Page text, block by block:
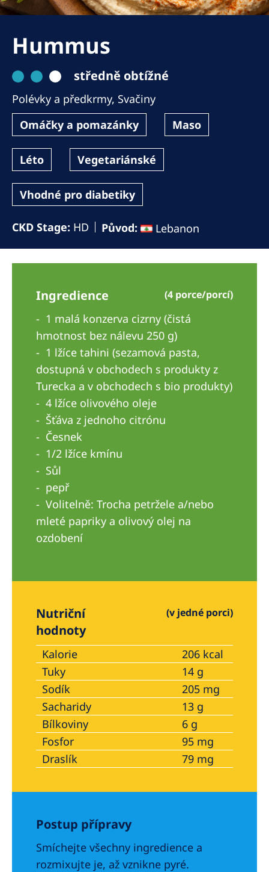
Romania
Serbia
Slovakia
Slovenia
Spain
Sweden
Switzerland
United Kingdom
Asia Pacific
Asia Pacific
Philippines
North America
United States of America
NephroCare International
Global Website
Hummus
středně obtížné
Polévky a předkrmy, Svačiny
Omáčky a pomazánky
Maso
Léto Vegetariánské
Vhodné pro diabetiky
CKD Stage: HD Původ: Lebanon
Ingredience (4 porce/porcí)
1 malá konzerva cizrny (čistá
hmotnost bez nálevu 250 g)
1 lžíce tahini (sezamová pasta,
dostupná v obchodech s produkty z
Turecka a v obchodech s bio produkty)
4 lžíce olivového oleje
Šťáva z jednoho citrónu
Česnek
1/2 lžíce kmínu
Sůl
pepř
Volitelně: Trocha petržele a/nebo
mleté papriky a olivový olej na
ozdobení
Nutriční
hodnoty
(v jedné porci)
Kalorie
206 kcal
Tuky
14 g
Sodík
205 mg
Sacharidy
13 g
Bílkoviny
6 g
Fosfor
95 mg
Draslík
79 mg
Postup přípravy
Smíchejte všechny ingredience a
rozmixujte je, až vznikne pyré.